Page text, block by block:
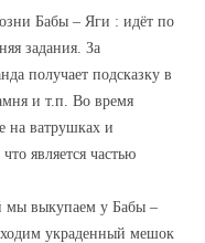
Бабы – Яги : идёт по
задания. За
получает подсказку в
и т.п. Во время
на ватрушках и
является частью
мы выкупаем у Бабы –
украденный мешок